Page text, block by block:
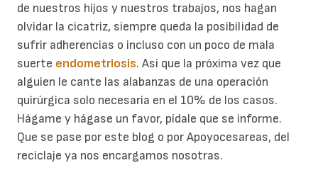
de nuestros hijos y nuestros trabajos, nos hagan
olvidar la cicatriz, siempre queda la posibilidad de
sufrir adherencias o incluso con un poco de mala
suerte endometriosis. Así que la próxima vez que
alguien le cante las alabanzas de una operación
quirúrgica solo necesaria en el 10% de los casos.
Hágame y hágase un favor, pídale que se informe.
Que se pase por este blog o por Apoyocesareas, del
reciclaje ya nos encargamos nosotras.